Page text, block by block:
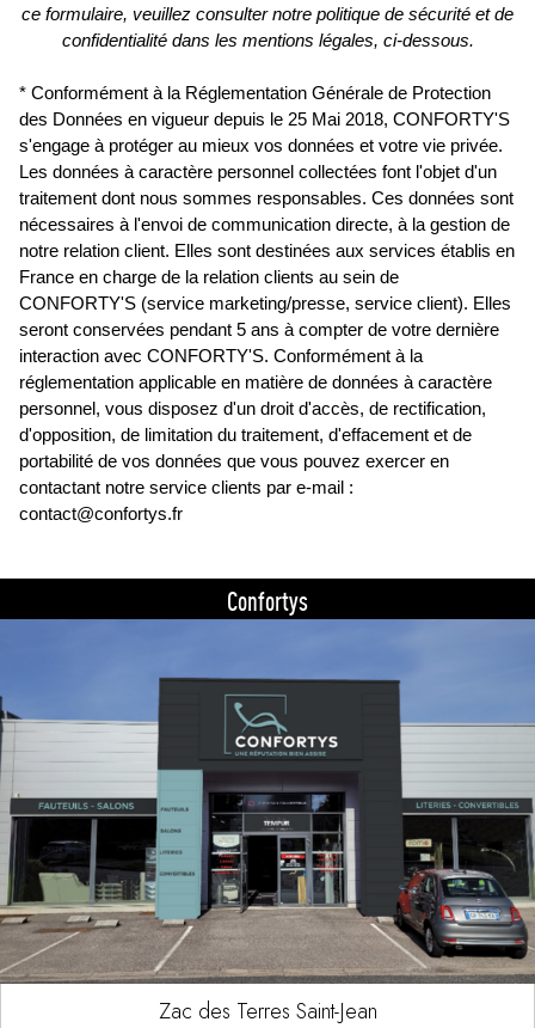
ce formulaire, veuillez consulter notre politique de sécurité et de
confidentialité dans les mentions légales, ci-dessous.
* Conformément à la Réglementation Générale de Protection
des Données en vigueur depuis le 25 Mai 2018, CONFORTY'S
s'engage à protéger au mieux vos données et votre vie privée.
Les données à caractère personnel collectées font l'objet d'un
traitement dont nous sommes responsables. Ces données sont
nécessaires à l'envoi de communication directe, à la gestion de
notre relation client. Elles sont destinées aux services établis en
France en charge de la relation clients au sein de
CONFORTY'S (service marketing/presse, service client). Elles
seront conservées pendant 5 ans à compter de votre dernière
interaction avec CONFORTY'S. Conformément à la
réglementation applicable en matière de données à caractère
personnel, vous disposez d'un droit d'accès, de rectification,
d'opposition, de limitation du traitement, d'effacement et de
portabilité de vos données que vous pouvez exercer en
contactant notre service clients par e-mail :
contact@confortys.fr
Confortys
Zac des Terres Saint-Jean